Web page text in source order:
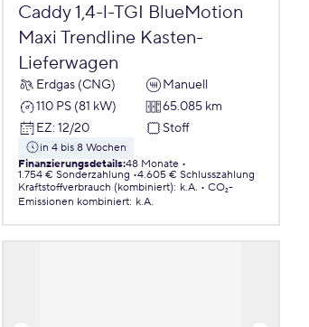
Caddy 1,4-l-TGI BlueMotion
Maxi Trendline Kasten-
Lieferwagen
Erdgas (CNG)
Manuell
110 PS (81 kW)
65.085 km
EZ: 12/20 Stoff
in 4 bis 8 Wochen
Finanzierungsdetails:48 Monate
1.754 € Sonderzahlung 4.605 € Schlusszahlung
Kraftstoffverbrauch (kombiniert): k.A.
CO₂-
Emissionen kombiniert: k.A.